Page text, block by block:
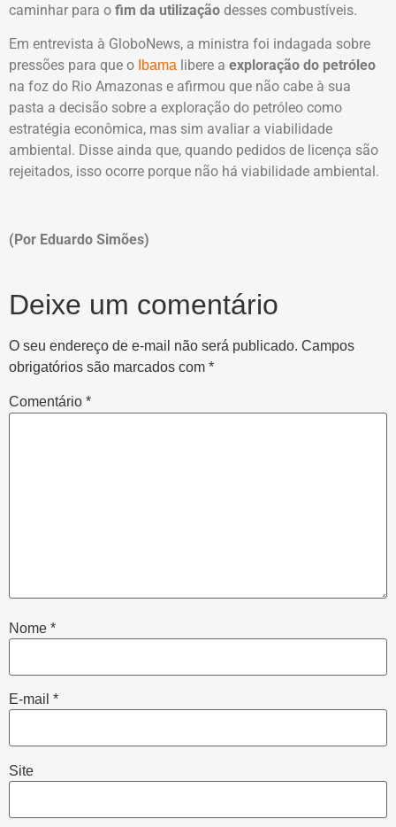
caminhar para o fim da utilização desses combustíveis.
Em entrevista à GloboNews, a ministra foi indagada sobre
pressões para que o Ibama libere a exploração do petróleo
na foz do Rio Amazonas e afirmou que não cabe à sua
pasta a decisão sobre a exploração do petróleo como
estratégia econômica, mas sim avaliar a viabilidade
ambiental. Disse ainda que, quando pedidos de licença são
rejeitados, isso ocorre porque não há viabilidade ambiental.
(Por Eduardo Simões)
Deixe um comentário
O seu endereço de e-mail não será publicado. Campos
obrigatórios são marcados com *
Comentário *
Nome *
E-mail *
Site